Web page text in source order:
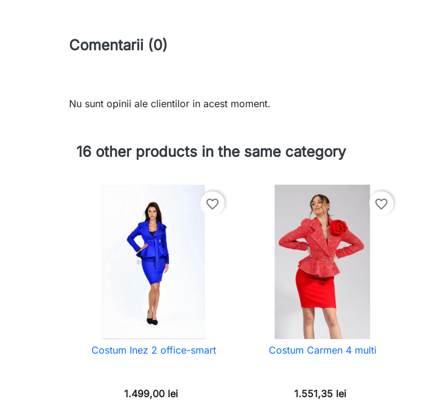
Comentarii (0)
Nu sunt opinii ale clientilor in acest moment.
16 other products in the same category
favorite_border
Costum Inez 2 office-smart
1.499,00 lei
favorite_border
Costum Carmen 4 multi
1.551,35 lei